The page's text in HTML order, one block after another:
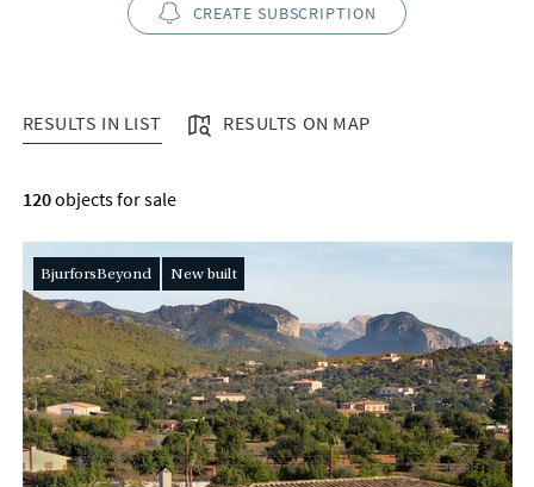
CREATE SUBSCRIPTION
RESULTS IN LIST RESULTS ON MAP
120objects for sale
BjurforsBeyond New built